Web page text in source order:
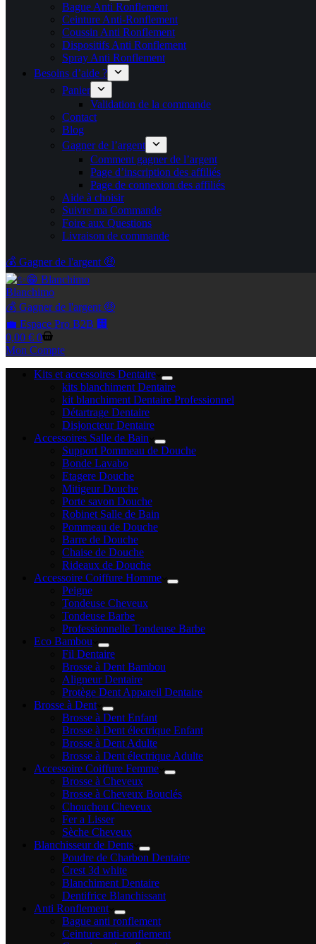
Bague Anti Ronflement
Ceinture Anti-Ronflement
Coussin Anti Ronflement
Dispositifs Anti Ronflement
Spray Anti Ronflement
Besoins d’aide ?
Panier
Validation de la commande
Contact
Blog
Gagner de l’argent
Comment gagner de l’argent
Page d’inscription des affiliés
Page de connexion des affiliés
Aide à choisir
Suivre ma Commande
Foire aux Questions
Livraison de commande
💰 Gagner de l'argent 🤑
Blanchimo
💰 Gagner de l'argent 🤑
💼 Espace Pro B2B 🏢
Panier
d’achat
0,00 € 0
Mon Compte
Kits et accessoires Dentaire
kits blanchiment Dentaire
kit blanchiment Dentaire Professionnel
Détartrage Dentaire
Disjoncteur Dentaire
Accessoires Salle de Bain
Support Pommeau de Douche
Bonde Lavabo
Etagere Douche
Mitigeur Douche
Porte savon Douche
Robinet Salle de Bain
Pommeau de Douche
Barre de Douche
Chaise de Douche
Rideaux de Douche
Accessoire Coiffure Homme
Peigne
Tondeuse Cheveux
Tondeuse Barbe
Professionnelle Tondeuse Barbe
Eco Bambou
Fil Dentaire
Brosse à Dent Bambou
Aligneur Dentaire
Protège Dent Appareil Dentaire
Brosse à Dent
Brosse à Dent Enfant
Brosse à Dent électrique Enfant
Brosse à Dent Adulte
Brosse à Dent électrique Adulte
Accessoire Coiffure Femme
Brosse à Cheveux
Brosse à Cheveux Bouclés
Chouchou Cheveux
Fer a Lisser
Sèche Cheveux
Blanchisseur de Dents
Poudre de Charbon Dentaire
Crest 3d white
Blanchiment Dentaire
Dentifrice Blanchissant
Anti Ronflement
Bague anti ronflement
Ceinture anti-ronflement